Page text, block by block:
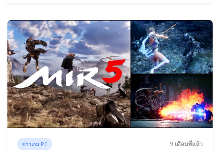
ข่าวเกม PC 9 เดือนที่แล้ว